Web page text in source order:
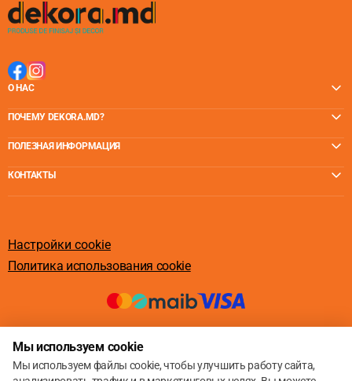
О НАС
ПОЧЕМУ DEKORA.MD?
ПОЛЕЗНАЯ ИНФОРМАЦИЯ
КОНТАКТЫ
Настройки cookie
Политика использования cookie
Мы используем cookie
Мы используем файлы cookie, чтобы улучшить работу сайта,